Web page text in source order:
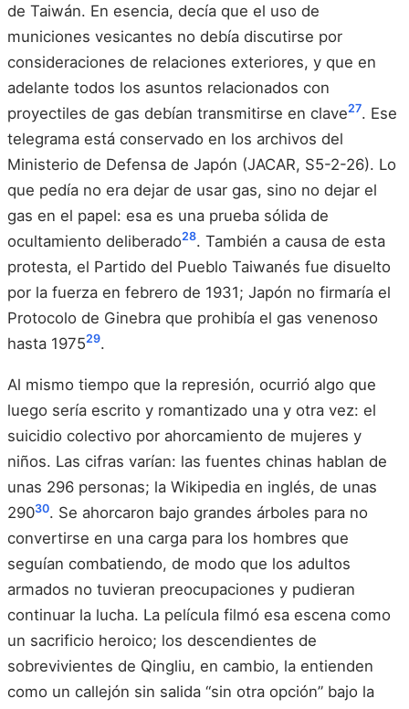
de Taiwán. En esencia, decía que el uso de
municiones vesicantes no debía discutirse por
consideraciones de relaciones exteriores, y que en
adelante todos los asuntos relacionados con
proyectiles de gas debían transmitirse en clave27. Ese
telegrama está conservado en los archivos del
Ministerio de Defensa de Japón (JACAR, S5-2-26). Lo
que pedía no era dejar de usar gas, sino no dejar el
gas en el papel: esa es una prueba sólida de
ocultamiento deliberado28. También a causa de esta
protesta, el Partido del Pueblo Taiwanés fue disuelto
por la fuerza en febrero de 1931; Japón no firmaría el
Protocolo de Ginebra que prohibía el gas venenoso
hasta 197529.
Al mismo tiempo que la represión, ocurrió algo que
luego sería escrito y romantizado una y otra vez: el
suicidio colectivo por ahorcamiento de mujeres y
niños. Las cifras varían: las fuentes chinas hablan de
unas 296 personas; la Wikipedia en inglés, de unas
29030. Se ahorcaron bajo grandes árboles para no
convertirse en una carga para los hombres que
seguían combatiendo, de modo que los adultos
armados no tuvieran preocupaciones y pudieran
continuar la lucha. La película filmó esa escena como
un sacrificio heroico; los descendientes de
sobrevivientes de Qingliu, en cambio, la entienden
como un callejón sin salida “sin otra opción” bajo la